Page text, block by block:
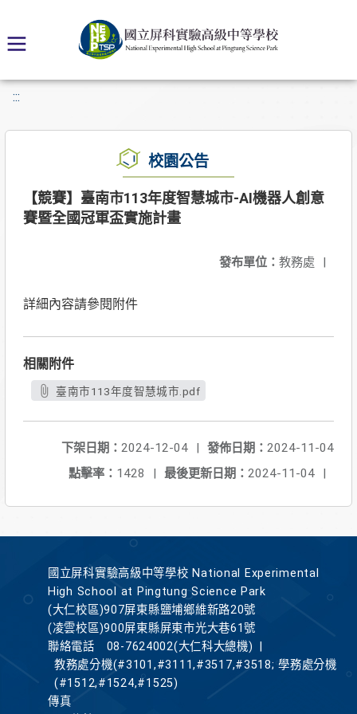
:::
校園公告
【競賽】臺南市113年度智慧城市-AI機器人創意
賽暨全國冠軍盃實施計畫
發布單位： 教務處 |
詳細內容請參閱附件
相關附件
臺南市113年度智慧城市.pdf
發佈日期： 2024-11-04
下架日期： 2024-12-04
|
最後更新日期： 2024-11-04 |
點擊率： 1428 |
國立屏科實驗高級中等學校 National Experimental
High School at Pingtung Science Park
(大仁校區)907屏東縣鹽埔鄉維新路20號
(凌雲校區)900屏東縣屏東市光大巷61號
聯絡電話
08-7624002(大仁科大總機)
教務處分機(#3101,#3111,#3517,#3518; 學務處分機
(#1512,#1524,#1525)
傳真